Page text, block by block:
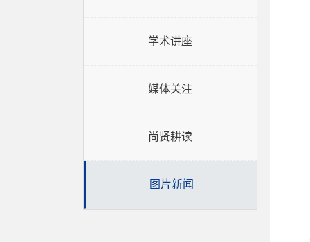
学术讲座
媒体关注
尚贤耕读
图片新闻